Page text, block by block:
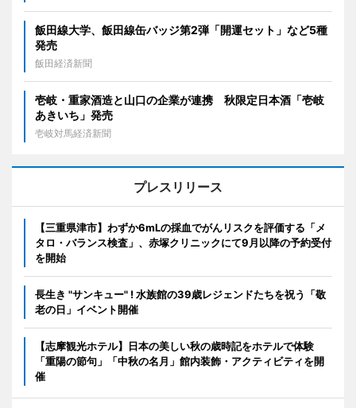
飯田線大学、飯田線缶バッジ第2弾「開運セット」など5種
発売
飯田経済新聞
壱岐・重家酒造と山口の企業が連携 秋限定日本酒「壱岐
あきいち」発売
壱岐対馬経済新聞
プレスリリース
【三重県津市】わずか6mLの採血でがんリスクを評価する「メ
タロ・バランス検査」、赤塚クリニックにて9月以降の予約受付
を開始
長生き "サンキュー" ! 水族館の39歳レジェンドたちを祝う「敬
老の日」イベント開催
【志摩観光ホテル】日本の美しい秋の歳時記をホテルで体験
「重陽の節句」「中秋の名月」館内装飾・アクティビティを開
催